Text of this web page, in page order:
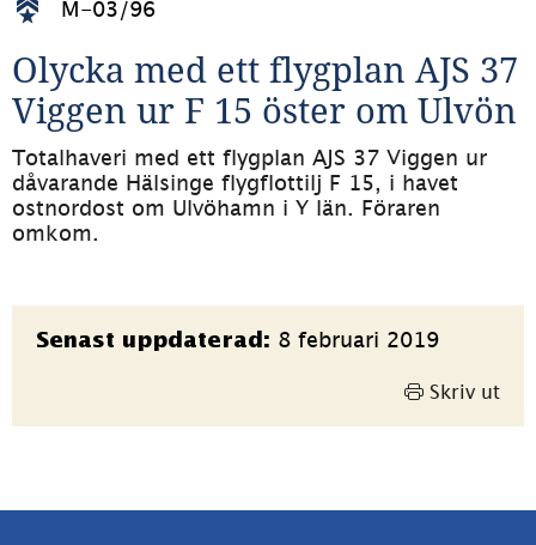
M-03/96
Olycka med ett flygplan AJS 37
Viggen ur F 15 öster om Ulvön
Totalhaveri med ett flygplan AJS 37 Viggen ur
dåvarande Hälsinge flygflottilj F 15, i havet
ostnordost om Ulvöhamn i Y län. Föraren
omkom.
Sidinformation
Senast uppdaterad: 8 februari 2019
Skriv ut